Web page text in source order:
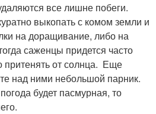
все лишне побеги.
выкопать с комом земли и
на доращивание, либо на
саженцы придется часто
притенять от солнца. Еще
над ними небольшой парник.
будет пасмурная, то